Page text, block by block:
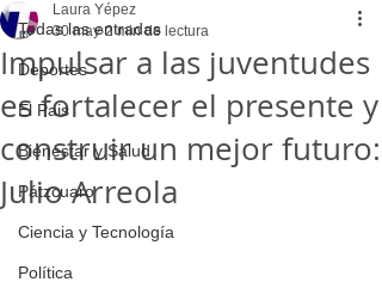
Todas las entradas
Deportes
El Pais
Bienestar y Salud
Pátzcuaro
Ciencia y Tecnología
Política
Impulsar a las juventudes
es fortalecer el presente y
construir un mejor futuro:
Julio Arreola
Laura Yépez
30 may 2 min de lectura